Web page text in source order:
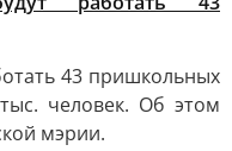
43 пришкольных
человек. Об этом
мэрии.